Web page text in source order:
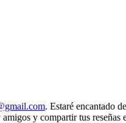
. Estaré encantado
y compartir tus reseñas